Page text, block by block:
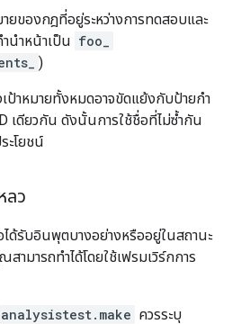
ยของกฎที่อยู่ระหว่างการทดสอบและ
นำหน้าเป็น foo_
)
ป้าหมายทั้งหมดอาจขัดแย้งกับป้ายกำ
เดียวกัน ดังนั้นการใช้ชื่อที่ไม่ซ้ำกัน
ะโยชน์
ลว
ด้รับอินพุตบางอย่างหรืออยู่ในสถานะ
ามารถทำได้โดยใช้เฟรมเวิร์กการ
analysistest.make ควรระบุ